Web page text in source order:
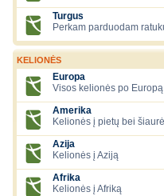
Turgus
Perkam parduodam
KELIONĖS
Europa
Visos kelionės po
Amerika
Kelionės į pietų bei
Azija
Kelionės į Aziją
Afrika
Kelionės į Afriką